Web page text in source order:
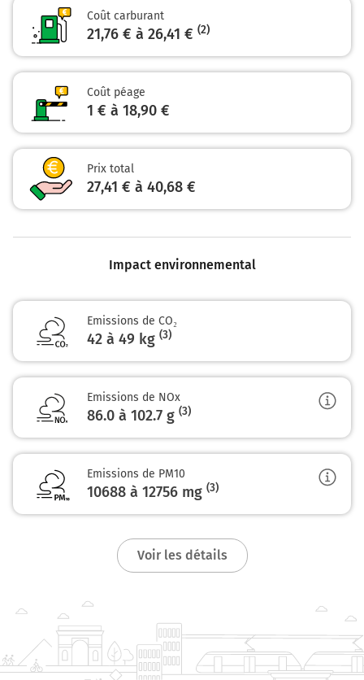
MARNE LA VALLÉE
SARCELLES
PARIS-EST
BOBIGNY
GARONOR
Prendre à droite et rejoindre A3 E15. Continuer sur 1,6
E15
A3
CTRE COMMERCIAL RAL
199 km
Prendre à gauche et rejoindre A3 E15. Continuer sur 14
kilomètres
A3
E15
A4
BORDEAUX-NANTES
PARIS
BOBIGNY
CTRE COMMERCIAL RÉGIONAL
Périphérique de l'Île-de-France
A3
201 km
Coût carburant
21,76 € à 26,41 € (2)
Coût péage
1 € à 18,90 €
Prix total
27,41 € à 40,68 €
Impact environnemental
Emissions de CO₂
42 à 49 kg (3)
Emissions de NOx
86.0 à 102.7 g (3)
Emissions de PM10
10688 à 12756 mg (3)
Voir les détails